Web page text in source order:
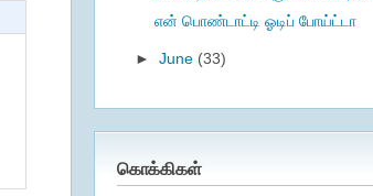
என் பொண்டாட்டி ஓடிப் போய்ட்டா
►June (33)
கொக்கிகள்